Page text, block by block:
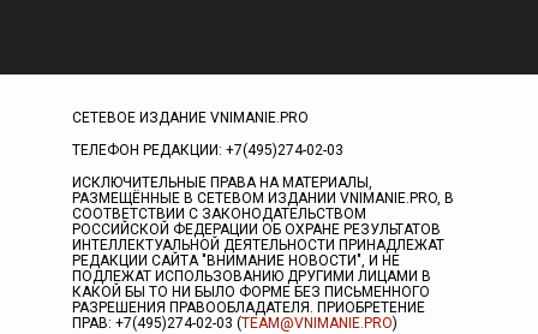
СЕТЕВОЕ ИЗДАНИЕ VNIMANIE.PRO
ТЕЛЕФОН РЕДАКЦИИ: +7(495)274-02-03
ИСКЛЮЧИТЕЛЬНЫЕ ПРАВА НА МАТЕРИАЛЫ,
РАЗМЕЩЁННЫЕ В СЕТЕВОМ ИЗДАНИИ VNIMANIE.PRO, В
СООТВЕТСТВИИ С ЗАКОНОДАТЕЛЬСТВОМ
РОССИЙСКОЙ ФЕДЕРАЦИИ ОБ ОХРАНЕ РЕЗУЛЬТАТОВ
ИНТЕЛЛЕКТУАЛЬНОЙ ДЕЯТЕЛЬНОСТИ ПРИНАДЛЕЖАТ
РЕДАКЦИИ САЙТА "ВНИМАНИЕ НОВОСТИ", И НЕ
ПОДЛЕЖАТ ИСПОЛЬЗОВАНИЮ ДРУГИМИ ЛИЦАМИ В
КАКОЙ БЫ ТО НИ БЫЛО ФОРМЕ БЕЗ ПИСЬМЕННОГО
РАЗРЕШЕНИЯ ПРАВООБЛАДАТЕЛЯ. ПРИОБРЕТЕНИЕ
ПРАВ: +7(495)274-02-03 (TEAM@VNIMANIE.PRO)